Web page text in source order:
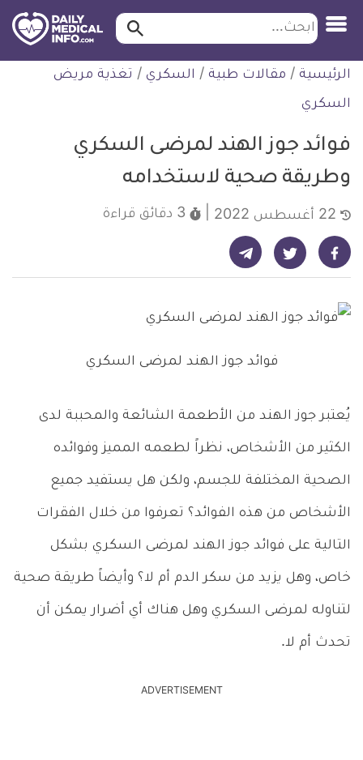
التخطي
للمحتوى
طبية
ابحث ابحث…
الرئيسية / مقالات طبية / السكري / تغذية مريض
السكري
فوائد جوز الهند لمرضى السكري
وطريقة صحية لاستخدامه
3 دقائق قراءة
شارك على فيسبوك - ديلي ميديكال انفو شارك على تويتر - ديلي ميديكال انفو شارك على تيليجرام - ديلي ميديكال انفو
فوائد جوز الهند لمرضى السكري
يُعتبر جوز الهند من الأطعمة الشائعة والمحببة لدى
الكثير من الأشخاص، نظراً لطعمه المميز وفوائده
الصحية المختلفة للجسم، ولكن هل يستفيد جميع
الأشخاص من هذه الفوائد؟ تعرفوا من خلال الفقرات
التالية على فوائد جوز الهند لمرضى السكري بشكل
خاص، وهل يزيد من سكر الدم أم لا؟ وأيضاً طريقة صحية
لتناوله لمرضى السكري وهل هناك أي أضرار يمكن أن
تحدث أم لا.
ADVERTISEMENT